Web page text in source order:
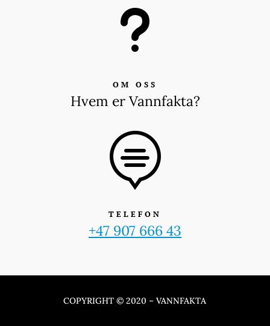
u
OM OSS
Hvem er Vannfakta?

TELEFON
+47 907 666 43
COPYRIGHT © 2020 – VANNFAKTA